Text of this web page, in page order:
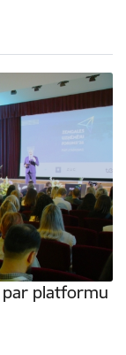
platformu